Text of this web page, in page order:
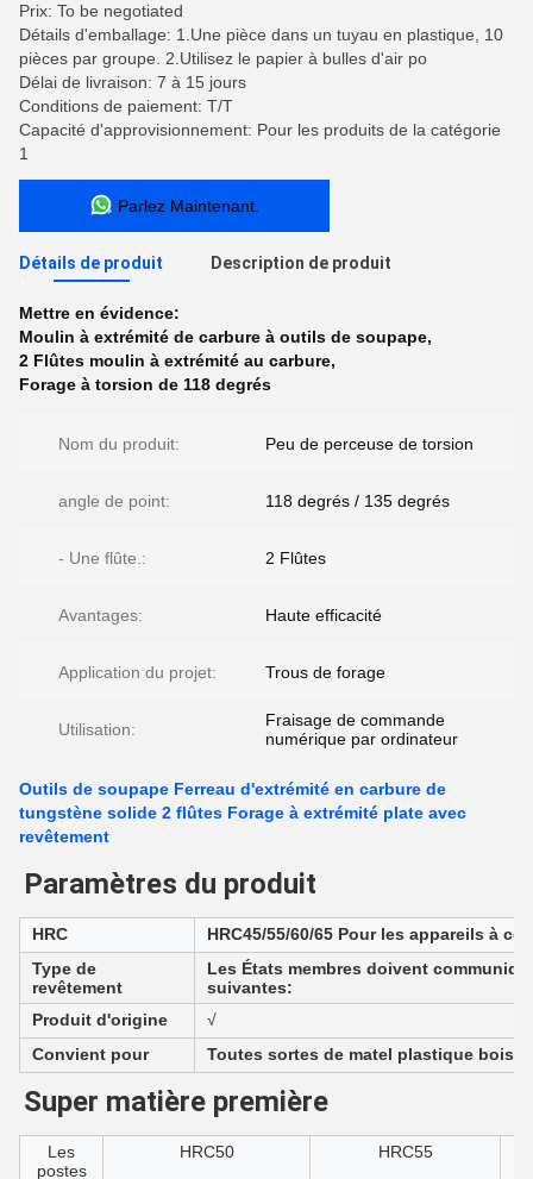
Prix: To be negotiated
Détails d'emballage: 1.Une pièce dans un tuyau en plastique, 10
pièces par groupe. 2.Utilisez le papier à bulles d'air po
Délai de livraison: 7 à 15 jours
Conditions de paiement: T/T
Capacité d'approvisionnement: Pour les produits de la catégorie
1
Parlez Maintenant.
Détails de produit Description de produit
Mettre en évidence:
Moulin à extrémité de carbure à outils de soupape,
2 Flûtes moulin à extrémité au carbure,
Forage à torsion de 118 degrés
Nom du produit: Peu de perceuse de torsion
angle de point: 118 degrés / 135 degrés
- Une flûte.: 2 Flûtes
Avantages: Haute efficacité
Application du projet: Trous de forage
Utilisation:
Fraisage de commande
numérique par ordinateur
Outils de soupape Ferreau d'extrémité en carbure de
tungstène solide 2 flûtes Forage à extrémité plate avec
revêtement
Paramètres du produit
HRC
HRC45/55/60/65 Pour les appareils à
Type de
revêtement
Les États membres doivent
suivantes:
Produit d'origine
√
Convient pour
Toutes sortes de matel plastique bois
Super matière première
Les
postes
HRC50 HRC55